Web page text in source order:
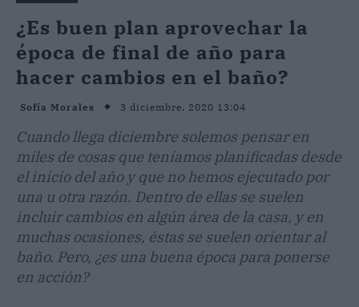
¿Es buen plan aprovechar la
época de final de año para
hacer cambios en el baño?
Sofía Morales 3 diciembre, 2020 13:04
Cuando llega diciembre solemos pensar en
miles de cosas que teníamos planificadas desde
el inicio del año y que no hemos ejecutado por
una u otra razón. Dentro de ellas se suelen
incluir cambios en algún área de la casa, y en
muchas ocasiones, éstas se suelen orientar al
baño. Pero, ¿es una buena época para ponerse
en acción?